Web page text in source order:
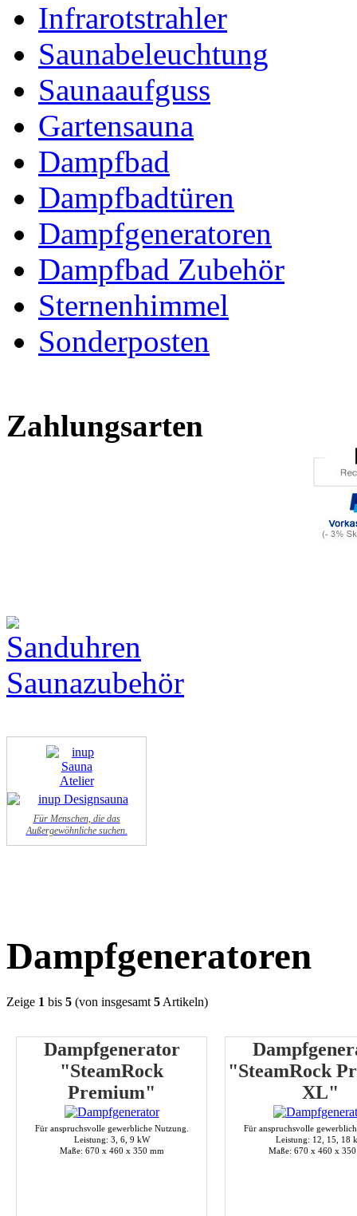
Infrarotstrahler
Saunabeleuchtung
Saunaaufguss
Gartensauna
Dampfbad
Dampfbadtüren
Dampfgeneratoren
Dampfbad Zubehör
Sternenhimmel
Sonderposten
Zahlungsarten
Für Menschen, die das
Außergewöhnliche suchen.
Dampfgeneratoren
Zeige 1 bis 5 (von insgesamt 5 Artikeln)
Dampfgenerator
"SteamRock
Premium"
Für anspruchsvolle gewerbliche Nutzung.
Leistung: 3, 6, 9 kW
Maße: 670 x 460 x 350 mm
"SteamRock
XL"
Für anspruchsvolle
Leistung: 12, 15, 18
Maße: 670 x 460 x